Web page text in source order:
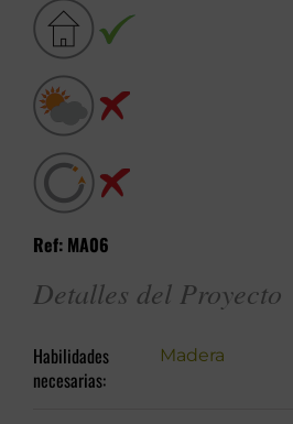
Ref: MA06
Detalles del Proyecto
Habilidades
necesarias:
Madera